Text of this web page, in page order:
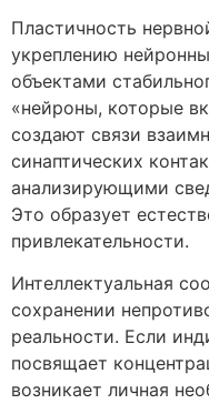
Пластичность
укреплению
объектами
«нейроны, которые
создают связи
синаптических
анализирующими
Это образует
привлекательности.
Интеллектуальная
сохранении
реальности. Если
посвящает
возникает личная